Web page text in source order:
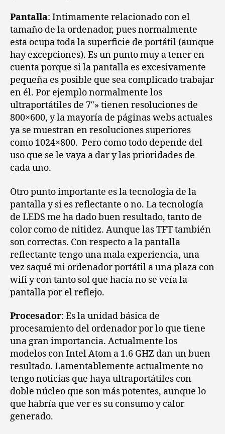
Pantalla: Intimamente relacionado con el
tamaño de la ordenador, pues normalmente
esta ocupa toda la superficie de portátil (aunque
hay excepciones). Es un punto muy a tener en
cuenta porque si la pantalla es excesivamente
pequeña es posible que sea complicado trabajar
en él. Por ejemplo normalmente los
ultraportátiles de 7″» tienen resoluciones de
800×600, y la mayoría de páginas webs actuales
ya se muestran en resoluciones superiores
como 1024×800. Pero como todo depende del
uso que se le vaya a dar y las prioridades de
cada uno.
Otro punto importante es la tecnología de la
pantalla y si es reflectante o no. La tecnología
de LEDS me ha dado buen resultado, tanto de
color como de nitidez. Aunque las TFT también
son correctas. Con respecto a la pantalla
reflectante tengo una mala experiencia, una
vez saqué mi ordenador portátil a una plaza con
wifi y con tanto sol que hacía no se veía la
pantalla por el reflejo.
Procesador: Es la unidad básica de
procesamiento del ordenador por lo que tiene
una gran importancia. Actualmente los
modelos con Intel Atom a 1.6 GHZ dan un buen
resultado. Lamentablemente actualmente no
tengo noticias que haya ultraportátiles con
doble núcleo que son más potentes, aunque lo
que habría que ver es su consumo y calor
generado.